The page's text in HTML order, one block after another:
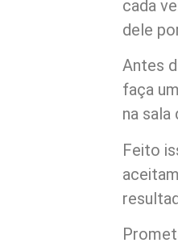
cada
dele
Antes
faça
na sala
Feito